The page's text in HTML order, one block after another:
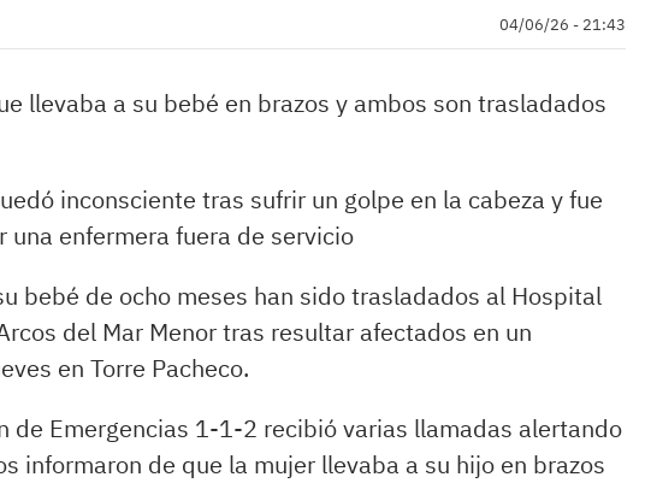
04/06/26 - 21:43
llevaba a su bebé en brazos y ambos son trasladados
inconsciente tras sufrir un golpe en la cabeza y fue
enfermera fuera de servicio
bebé de ocho meses han sido trasladados al Hospital
del Mar Menor tras resultar afectados en un
en Torre Pacheco.
de Emergencias 1-1-2 recibió varias llamadas alertando
informaron de que la mujer llevaba a su hijo en brazos